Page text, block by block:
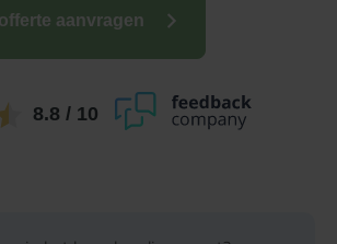
aanvragen
8.8 / 10